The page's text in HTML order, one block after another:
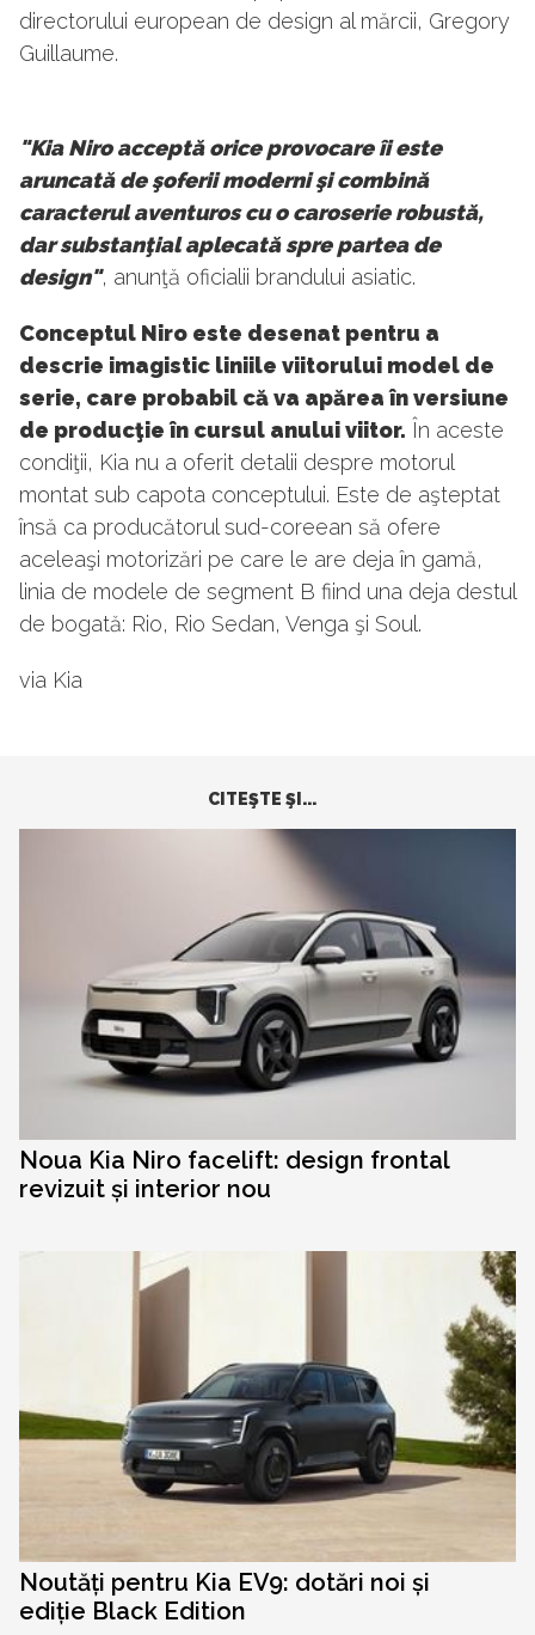
directorului european de design al mărcii, Gregory
Guillaume.
"Kia Niro acceptă orice provocare îi este
aruncată de şoferii moderni şi combină
caracterul aventuros cu o caroserie robustă,
dar substanţial aplecată spre partea de
design", anunţă oficialii brandului asiatic.
Conceptul Niro este desenat pentru a
descrie imagistic liniile viitorului model de
serie, care probabil că va apărea în versiune
de producţie în cursul anului viitor. În aceste
condiţii, Kia nu a oferit detalii despre motorul
montat sub capota conceptului. Este de aşteptat
însă ca producătorul sud-coreean să ofere
aceleaşi motorizări pe care le are deja în gamă,
linia de modele de segment B fiind una deja destul
de bogată: Rio, Rio Sedan, Venga şi Soul.
via Kia
CITEŞTE ŞI...
Noua Kia Niro facelift: design frontal
revizuit și interior nou
Noutăți pentru Kia EV9: dotări noi și
ediție Black Edition